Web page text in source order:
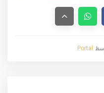
Portal